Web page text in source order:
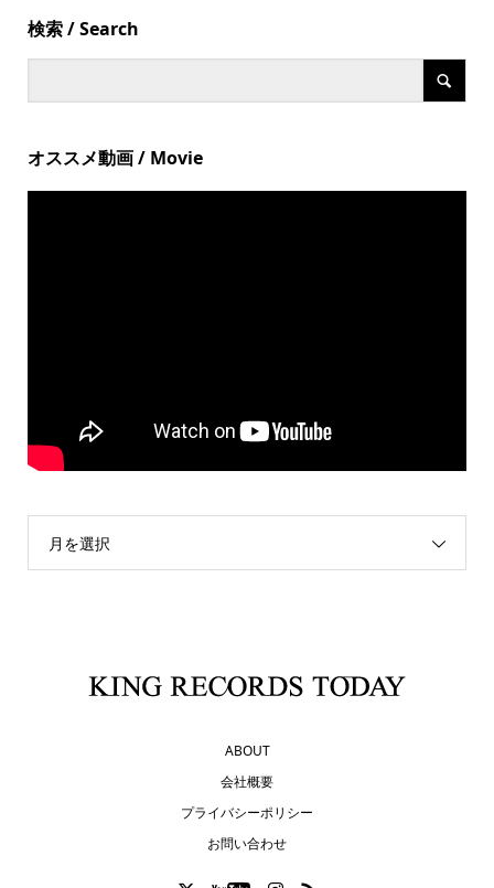
検索 / Search
オススメ動画 / Movie
月を選択
ABOUT
会社概要
プライバシーポリシー
お問い合わせ